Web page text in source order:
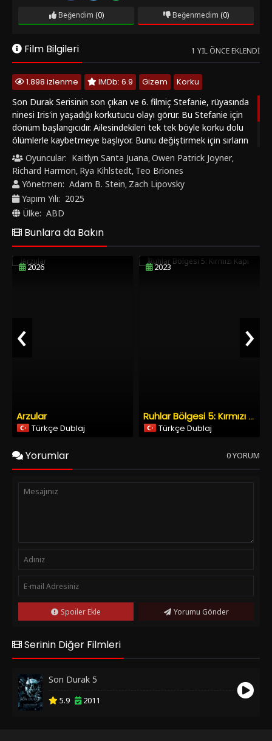
Beğendim (0) Beğenmedim (0)
Film Bilgileri 1 YIL ÖNCE EKLENDI
1.898 izlenme IMDb: 6.9 Gizem
Korku
Son Durak Serisinin son çıkan ve 6. filmiç Stefanie, rüyasında
ninesi Iris'in yaşadığı korkutucu olayı görür. Bu Stefanie için
dönüm başlangıcıdır. Ailesindekileri tek tek böyle korku dolu
ölümlerle kaybetmeye başlıyor. Bunu değiştirmek için sırların
peşine düşer. İzleyenleri klasik Son Durak'ın tuzakları ve ölüm
sahneleri ile ekrana kitliyor. "Son Durak 6: Kan Bağı (Final
Destination 6: Bloodlines)" Filmini Türkçe Dublajlı, Türkçe
Altyazılı ve HD olarak SonHDFilm.net' de izle.
Oyuncular: Kaitlyn Santa Juana,Owen Patrick Joyner,
Richard Harmon, Rya Kihlstedt, Teo Briones
Yönetmen: Adam B. Stein, Zach Lipovsky
Yapım Yılı: 2025
Ülke: ABD
Bunlara da Bakın
2026
Arzular
Türkçe Dublaj
2023
Ruhlar Bölgesi 5: Kırmızı Kapı
Türkçe Dublaj
‹ ›
Yorumlar 0 YORUM
Spoiler Ekle Yorumu Gönder
Serinin Diğer Filmleri
Son Durak 5
5.9 2011